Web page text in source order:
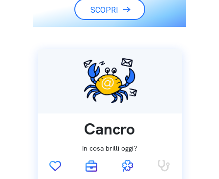
SCOPRI
Cancro
In cosa brilli oggi?